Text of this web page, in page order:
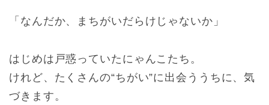
「なんだか、まちがいだらけじゃないか」
はじめは戸惑っていたにゃんこたち。
けれど、たくさんの“ちがい”に出会ううちに、気
づきます。